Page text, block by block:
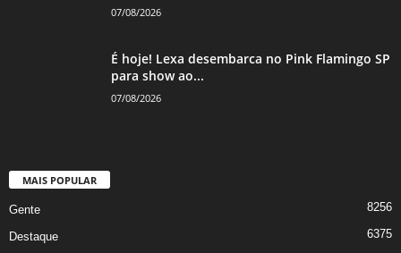
07/08/2026
É hoje! Lexa desembarca no Pink Flamingo SP
para show ao...
07/08/2026
MAIS POPULAR
Gente 8256
Destaque 6375